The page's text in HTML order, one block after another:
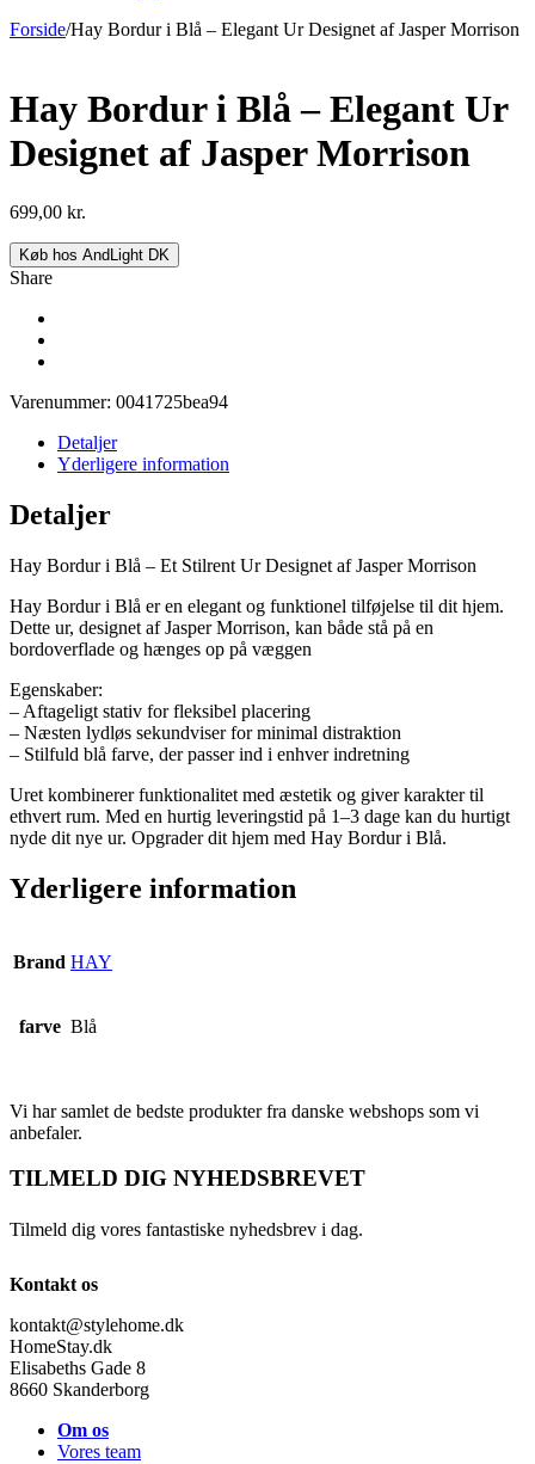
Forside/Hay Bordur i Blå – Elegant Ur Designet af Jasper Morrison
Hay Bordur i Blå – Elegant Ur
Designet af Jasper Morrison
699,00 kr.
Køb hos AndLight DK
Share
Varenummer: 0041725bea94
Detaljer
Yderligere information
Detaljer
Hay Bordur i Blå – Et Stilrent Ur Designet af Jasper Morrison
Hay Bordur i Blå er en elegant og funktionel tilføjelse til dit hjem.
Dette ur, designet af Jasper Morrison, kan både stå på en
bordoverflade og hænges op på væggen
Egenskaber:
– Aftageligt stativ for fleksibel placering
– Næsten lydløs sekundviser for minimal distraktion
– Stilfuld blå farve, der passer ind i enhver indretning
Uret kombinerer funktionalitet med æstetik og giver karakter til
ethvert rum. Med en hurtig leveringstid på 1–3 dage kan du hurtigt
nyde dit nye ur. Opgrader dit hjem med Hay Bordur i Blå.
Yderligere information
Brand HAY
farve Blå
Vi har samlet de bedste produkter fra danske webshops som vi
anbefaler.
TILMELD DIG NYHEDSBREVET
Tilmeld dig vores fantastiske nyhedsbrev i dag.
Kontakt os
kontakt@stylehome.dk
HomeStay.dk
Elisabeths Gade 8
8660 Skanderborg
Om os
Vores team